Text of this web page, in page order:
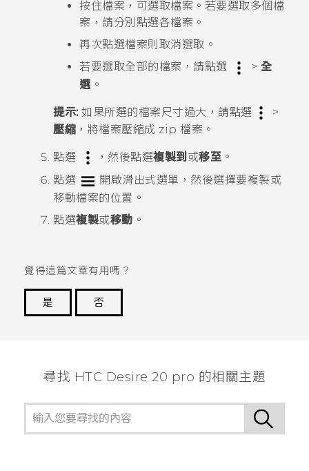
按住檔案，可選取檔案。若要選取多個檔
案，請分別點選各檔案。
再次點選檔案則取消選取。
若要選取全部的檔案，請點選
> 全
選 。
提示:如果所選的檔案尺寸過大，請點選
>
壓縮 ，將檔案壓縮成 zip 檔案。
點選 ，然後點選複製到 或移至 。
點選
開啟滑出式選單，然後選擇要複製或
移動檔案的位置。
點選複製或移動 。
覺得這篇文章有用嗎？
是
否
尋找 ‎HTC Desire 20 pro 的相關主題